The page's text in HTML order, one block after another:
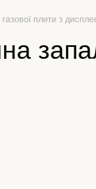
плити з